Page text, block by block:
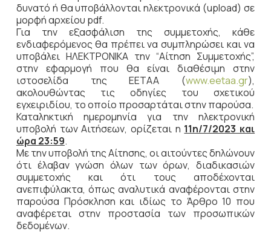
δυνατό ή θα υποβάλλονται ηλεκτρονικά (upload) σε
μορφή αρχείου pdf.
Για την εξασφάλιση της συμμετοχής, κάθε
ενδιαφερόμενος θα πρέπει να συμπληρώσει και να
υποβάλει ΗΛΕΚΤΡΟΝΙΚΑ την “Αίτηση Συμμετοχής”,
στην εφαρμογή που θα είναι διαθέσιμη στην
ιστοσελίδα της ΕΕΤΑΑ (www.eetaa.gr),
ακολουθώντας τις οδηγίες του σχετικού
εγχειριδίου, το οποίο προσαρτάται στην παρούσα.
Καταληκτική ημερομηνία για την ηλεκτρονική
υποβολή των Αιτήσεων, ορίζεται η 11η/7/2023 και
ώρα 23:59.
Με την υποβολή της Αίτησης, οι αιτούντες δηλώνουν
ότι έλαβαν γνώση όλων των όρων, διαδικασιών
συμμετοχής και ότι τους αποδέχονται
ανεπιφύλακτα, όπως αναλυτικά αναφέρονται στην
παρούσα Πρόσκληση και ιδίως το Άρθρο 10 που
αναφέρεται στην προστασία των προσωπικών
δεδομένων.